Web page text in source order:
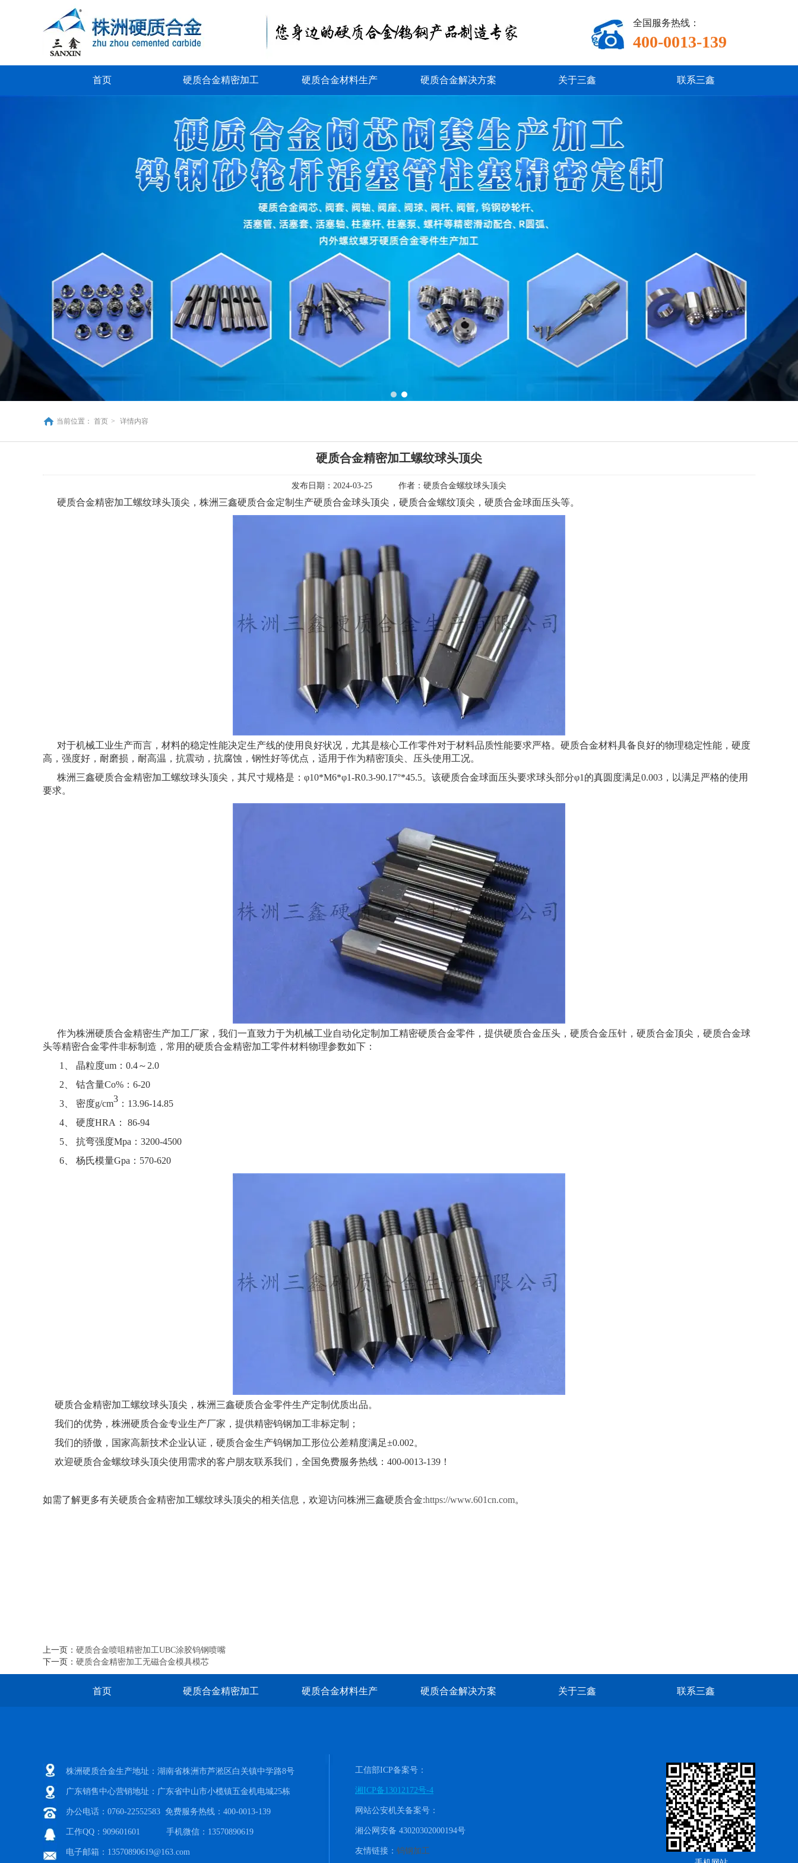
全国服务热线：
400-0013-139
首页 硬质合金精密加工 硬质合金材料生产 硬质合金解决方案 关于三鑫 联系三鑫
当前位置： 首页 > 详情内容
硬质合金精密加工螺纹球头顶尖
发布日期： 2024-03-25 作者： 硬质合金螺纹球头顶尖
硬质合金精密加工螺纹球头顶尖，株洲三鑫硬质合金定制生产硬质合金球头顶尖，硬质合金螺纹顶尖，硬质合金球面压头等。
对于机械工业生产而言，材料的稳定性能决定生产线的使用良好状况，尤其是核心工作零件对于材料品质性能要求严格。硬质合金材料具备良好的物理稳定性能，硬度
高，强度好，耐磨损，耐高温，抗震动，抗腐蚀，钢性好等优点，适用于作为精密顶尖、压头使用工况。
株洲三鑫硬质合金精密加工螺纹球头顶尖，其尺寸规格是：φ10*M6*φ1-R0.3-90.17°*45.5。该硬质合金球面压头要求球头部分φ1的真圆度满足0.003，以满足严格的使用
要求。
作为株洲硬质合金精密生产加工厂家，我们一直致力于为机械工业自动化定制加工精密硬质合金零件，提供硬质合金压头，硬质合金压针，硬质合金顶尖，硬质合金球
头等精密合金零件非标制造，常用的硬质合金精密加工零件材料物理参数如下：
1、 晶粒度um：0.4～2.0
2、 钴含量Co%：6-20
3、 密度g/cm3 ：13.96-14.85
4、 硬度HRA： 86-94
5、 抗弯强度Mpa：3200-4500
6、 杨氏模量Gpa：570-620
硬质合金精密加工螺纹球头顶尖，株洲三鑫硬质合金零件生产定制优质出品。
我们的优势，株洲硬质合金专业生产厂家，提供精密钨钢加工非标定制；
我们的骄傲，国家高新技术企业认证，硬质合金生产钨钢加工形位公差精度满足±0.002。
欢迎硬质合金螺纹球头顶尖使用需求的客户朋友联系我们，全国免费服务热线：400-0013-139！
如需了解更多有关硬质合金精密加工螺纹球头顶尖的相关信息，欢迎访问株洲三鑫硬质合金:https://www.601cn.com。
上一页： 硬质合金喷咀精密加工UBC涂胶钨钢喷嘴
下一页： 硬质合金精密加工无磁合金模具模芯
株洲硬质合金生产地址：湖南省株洲市芦淞区白关镇中学路8号
广东销售中心营销地址：广东省中山市小榄镇五金机电城25栋
办公电话：0760-22552583 免费服务热线：400-0013-139
工作QQ：909601601 手机微信：13570890619
电子邮箱：13570890619@163.com
工信部ICP备案号：
湘ICP备13012172号-4
网站公安机关备案号：
湘公网安备 43020302000194号
友情链接： 钨钢加工
首页 硬质合金精密加工 硬质合金材料生产 硬质合金解决方案 关于三鑫 联系三鑫